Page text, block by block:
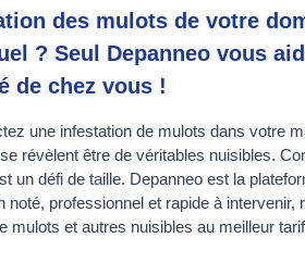
des mulots de votre
? Seul Depanneo vous
de chez vous !
une infestation de mulots dans votre
révèlent être de véritables nuisibles.
un défi de taille. Depanneo est la
noté, professionnel et rapide à
mulots et autres nuisibles au meilleur